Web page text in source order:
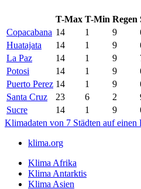
T-Max T-Min Regen
Copacabana 14 1 9
Huatajata
14 1 9
La Paz
14 1 9
Potosi
14 1 9
Puerto Perez 14 1 9
Santa Cruz
23 6 2
Sucre
14 1 9
Klimadaten von 7 Städten auf
klima.org
Klima Afrika
Klima Antarktis
Klima Asien